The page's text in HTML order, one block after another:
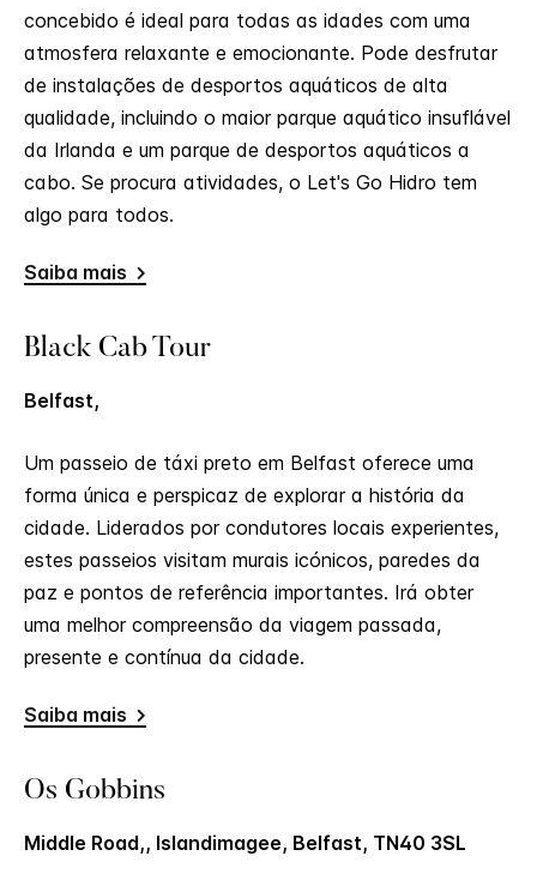
concebido é ideal para todas as idades com uma
atmosfera relaxante e emocionante. Pode desfrutar
de instalações de desportos aquáticos de alta
qualidade, incluindo o maior parque aquático insuflável
da Irlanda e um parque de desportos aquáticos a
cabo. Se procura atividades, o Let's Go Hidro tem
algo para todos.
Saiba mais
Black Cab Tour
Belfast,
Um passeio de táxi preto em Belfast oferece uma
forma única e perspicaz de explorar a história da
cidade. Liderados por condutores locais experientes,
estes passeios visitam murais icónicos, paredes da
paz e pontos de referência importantes. Irá obter
uma melhor compreensão da viagem passada,
presente e contínua da cidade.
Saiba mais
Os Gobbins
Middle Road,, Islandimagee, Belfast, TN40 3SL